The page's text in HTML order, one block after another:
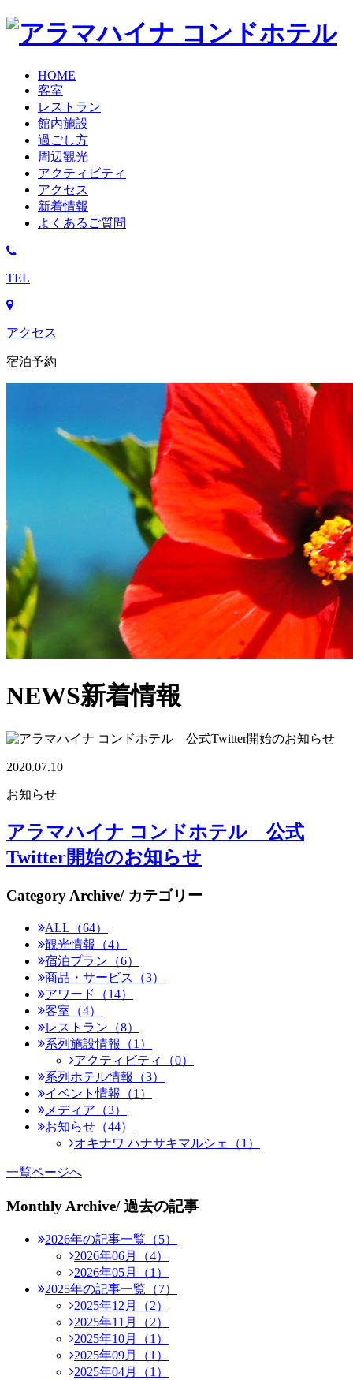
HOME
客室
レストラン
館内施設
過ごし方
周辺観光
アクティビティ
アクセス
新着情報
よくあるご質問
TEL
アクセス
宿泊予約
NEWS新着情報
2020.07.10
お知らせ
アラマハイナ コンドホテル 公式
Twitter開始のお知らせ
Category Archive/ カテゴリー
ALL（64）
観光情報（4）
宿泊プラン（6）
商品・サービス（3）
アワード（14）
客室（4）
レストラン（8）
系列施設情報（1）
アクティビティ（0）
系列ホテル情報（3）
イベント情報（1）
メディア（3）
お知らせ（44）
オキナワ ハナサキマルシェ（1）
一覧ページへ
Monthly Archive/ 過去の記事
2026年の記事一覧（5）
2026年06月（4）
2026年05月（1）
2025年の記事一覧（7）
2025年12月（2）
2025年11月（2）
2025年10月（1）
2025年09月（1）
2025年04月（1）